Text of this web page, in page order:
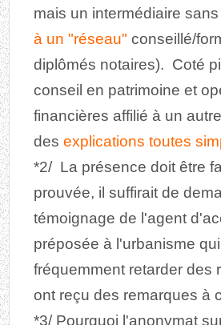
mais un intermédiaire
à un "réseau" conseillé/
diplômés notaires). Coté
conseil en patrimoine et
financières affilié à un
desexplications toutes
*2/ La présence doit être
prouvée, il suffirait de
témoignage de l'agent
préposée à l'urbanisme
fréquemment retarder des
ont reçu des remarques à
*3/ Pourquoi l'anonymat